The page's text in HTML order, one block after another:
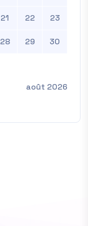
août 2026
21 22 23
28 29 30